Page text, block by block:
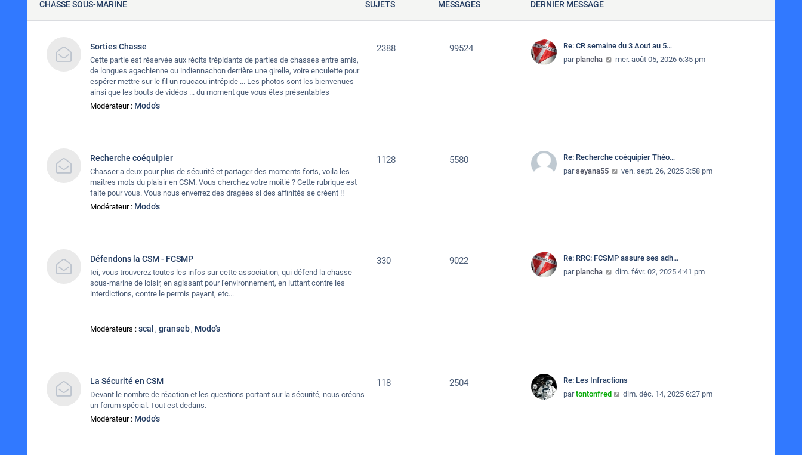
CHASSE SOUS-MARINE SUJETS MESSAGES DERNIER MESSAGE
Sorties Chasse
Cette partie est réservée aux récits trépidants de parties de chasses entre amis,
de longues agachienne ou indiennachon derrière une girelle, voire enculette pour
espérer mettre sur le fil un roucaou intrépide ... Les photos sont les bienvenues
ainsi que les bouts de vidéos ... du moment que vous êtes présentables
Modérateur : Modo's
2388 99524
Re: CR semaine du 3 Aout au 5…
parplancha Consulter le dernier message
mer. août 05, 2026 6:35 pm
Recherche coéquipier
Chasser a deux pour plus de sécurité et partager des moments forts, voila les
maitres mots du plaisir en CSM. Vous cherchez votre moitié ? Cette rubrique est
faite pour vous. Vous nous enverrez des dragées si des affinités se créent !!
Modérateur : Modo's
1128 5580
Re: Recherche coéquipier Théo…
parseyana55 Consulter le dernier message
ven. sept. 26, 2025 3:58 pm
Défendons la CSM - FCSMP
Ici, vous trouverez toutes les infos sur cette association, qui défend la chasse
sous-marine de loisir, en agissant pour l'environnement, en luttant contre les
interdictions, contre le permis payant, etc...
Modérateurs : scal , granseb, Modo's
330 9022
Re: RRC: FCSMP assure ses adh…
parplancha Consulter le dernier message
dim. févr. 02, 2025 4:41 pm
La Sécurité en CSM
Devant le nombre de réaction et les questions portant sur la sécurité, nous créons
un forum spécial. Tout est dedans.
Modérateur : Modo's
118 2504
Re: Les Infractions
partontonfred Consulter le dernier message
dim. déc. 14, 2025 6:27 pm